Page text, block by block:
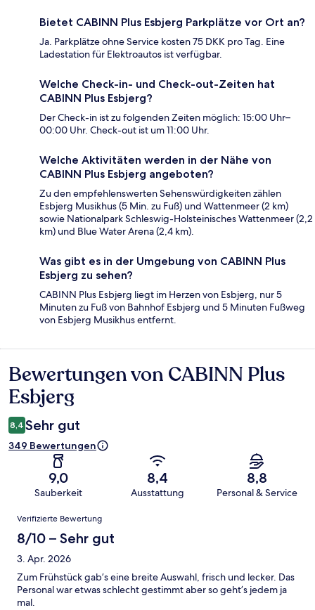
Bietet CABINN Plus Esbjerg Parkplätze vor Ort an?
Ja. Parkplätze ohne Service kosten 75 DKK pro Tag. Eine
Ladestation für Elektroautos ist verfügbar.
Welche Check-in- und Check-out-Zeiten hat
CABINN Plus Esbjerg?
Der Check-in ist zu folgenden Zeiten möglich: 15:00 Uhr–
00:00 Uhr. Check-out ist um 11:00 Uhr.
Welche Aktivitäten werden in der Nähe von
CABINN Plus Esbjerg angeboten?
Zu den empfehlenswerten Sehenswürdigkeiten zählen
Esbjerg Musikhus (5 Min. zu Fuß) und Wattenmeer (2 km)
sowie Nationalpark Schleswig-Holsteinisches Wattenmeer (2,2
km) und Blue Water Arena (2,4 km).
Was gibt es in der Umgebung von CABINN Plus
Esbjerg zu sehen?
CABINN Plus Esbjerg liegt im Herzen von Esbjerg, nur 5
Minuten zu Fuß von Bahnhof Esbjerg und 5 Minuten Fußweg
von Esbjerg Musikhus entfernt.
Bewertungen
Bewertungen von CABINN Plus
Esbjerg
8,4 Sehr gut
349 Bewertungen
9,0
Sauberkeit
8,4
Ausstattung
8,8
Personal & Service
Bewertungen
Verifizierte Bewertung
8/10 – Sehr gut
3. Apr. 2026
Zum Frühstück gab’s eine breite Auswahl, frisch und lecker. Das
Personal war etwas schlecht gestimmt aber so geht’s jedem ja
mal.